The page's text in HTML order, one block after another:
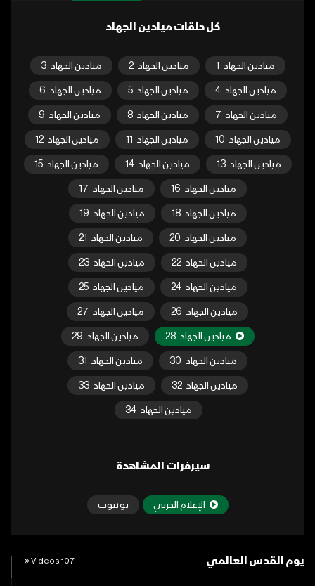
كل حلقات ميادين الجهاد
ميادين الجهاد 1 ميادين الجهاد 2 ميادين الجهاد 3
ميادين الجهاد 4 ميادين الجهاد 5 ميادين الجهاد 6
ميادين الجهاد 7 ميادين الجهاد 8 ميادين الجهاد 9
ميادين الجهاد 10 ميادين الجهاد 11 ميادين الجهاد 12
ميادين الجهاد 13 ميادين الجهاد 14 ميادين الجهاد 15
ميادين الجهاد 16 ميادين الجهاد 17
ميادين الجهاد 18 ميادين الجهاد 19
ميادين الجهاد 20 ميادين الجهاد 21
ميادين الجهاد 22 ميادين الجهاد 23
ميادين الجهاد 24 ميادين الجهاد 25
ميادين الجهاد 26 ميادين الجهاد 27
ميادين الجهاد 28 ميادين الجهاد 29
ميادين الجهاد 30 ميادين الجهاد 31
ميادين الجهاد 32 ميادين الجهاد 33
ميادين الجهاد 34
سيرفرات المشاهدة
الإعلام الحربي يوتيوب
يوم القدس العالمي 107 Videos